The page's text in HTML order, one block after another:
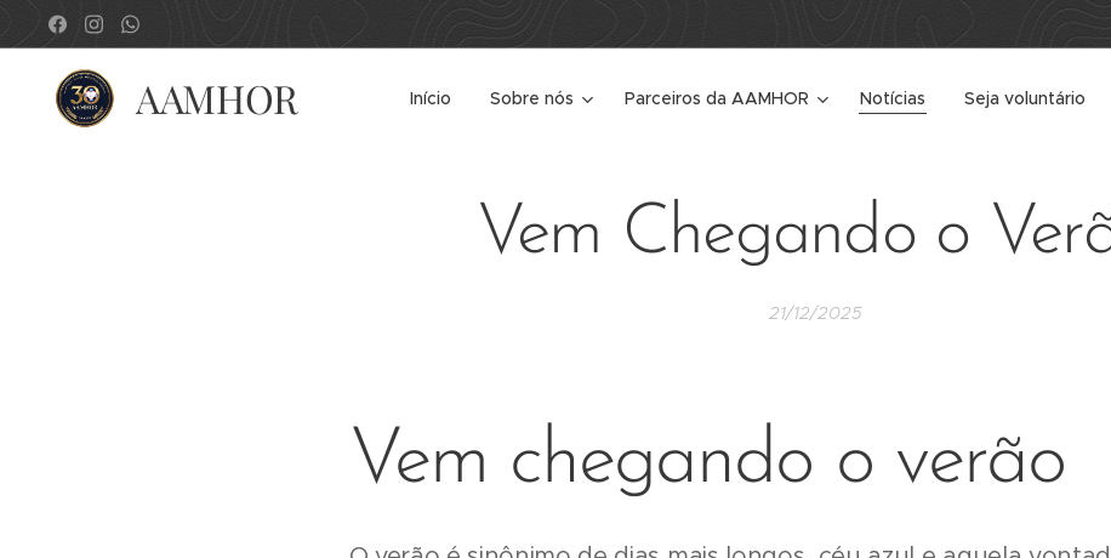
AAMHOR Início Sobre nós Parceiros da AAMHOR Notícias Seja voluntário
Vem Chegando o
21/12/2025
Vem chegando o verão